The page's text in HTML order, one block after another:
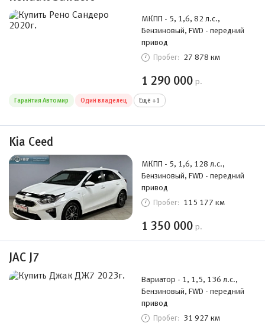
МКПП - 5, 1,6, 82 л.с.,
Бензиновый, FWD - передний
привод
Пробег: 27 878 км
1 290 000 р.
Гарантия Автомир Один владелец Ещё +1
Kia Ceed
МКПП - 5, 1,6, 128 л.с.,
Бензиновый, FWD - передний
привод
Пробег: 115 177 км
1 350 000 р.
JAC J7
Вариатор - 1, 1,5, 136 л.с.,
Бензиновый, FWD - передний
привод
Пробег: 31 927 км